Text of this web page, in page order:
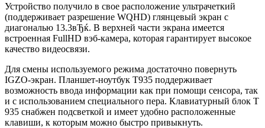
Устройство получило в свое расположение ультрачеткий
(поддерживает разрешение WQHD) глянцевый экран с
диагональю 13.3вЂќ. В верхней части экрана имеется
встроенная FullHD вэб-камера, которая гарантирует высокое
качество видеосвязи.
Для cмены используемого режима достаточно повернуть
IGZO-экран. Планшет-ноутбук T935 поддерживает
возможность ввода информации как при помощи сенсора, так
и с использованием специального пера. Клавиатурный блок T
935 снабжен подсветкой и имеет удобно расположенные
клавиши, к которым можно быстро привыкнуть.